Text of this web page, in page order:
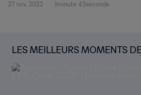
Monde
27 nov. 2022 1minute 43seconde
LES MEILLEURS MOMENTS
COUPE DU MONDE